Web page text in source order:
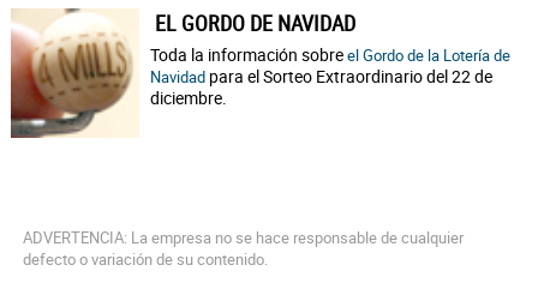
EL GORDO DE NAVIDAD
Toda la información sobreel Gordo de la Lotería de
Navidad para el Sorteo Extraordinario del 22 de
diciembre.
ADVERTENCIA: La empresa no se hace responsable de cualquier
defecto o variación de su contenido.